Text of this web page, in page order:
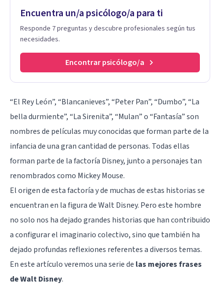
Encuentra un/a psicólogo/a para ti
Responde 7 preguntas y descubre profesionales según tus
necesidades.
Encontrar psicólogo/a
“El Rey León”, “Blancanieves”, “Peter Pan”, “Dumbo”, “La
bella durmiente”, “La Sirenita”, “Mulan” o “Fantasía” son
nombres de películas muy conocidas que forman parte de la
infancia de una gran cantidad de personas. Todas ellas
forman parte de la factoría Disney, junto a personajes tan
renombrados como Mickey Mouse.
El origen de esta factoría y de muchas de estas historias se
encuentran en la figura de Walt Disney. Pero este hombre
no solo nos ha dejado grandes historias que han contribuido
a configurar el imaginario colectivo, sino que también ha
dejado profundas reflexiones referentes a diversos temas.
En este artículo veremos una serie de las mejores frases
de Walt Disney.